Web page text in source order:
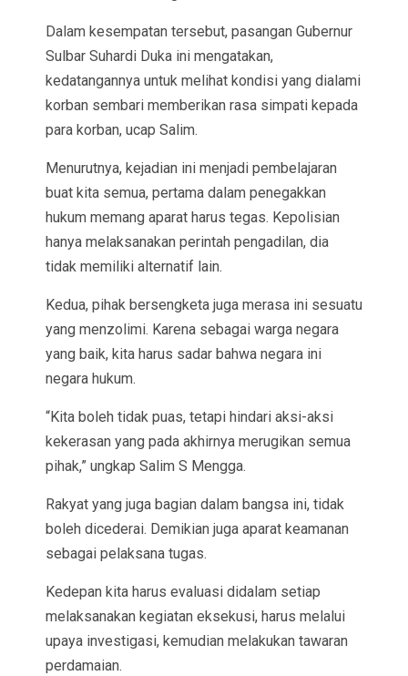
Dalam kesempatan tersebut, pasangan Gubernur
Sulbar Suhardi Duka ini mengatakan,
kedatangannya untuk melihat kondisi yang dialami
korban sembari memberikan rasa simpati kepada
para korban, ucap Salim.
Menurutnya, kejadian ini menjadi pembelajaran
buat kita semua, pertama dalam penegakkan
hukum memang aparat harus tegas. Kepolisian
hanya melaksanakan perintah pengadilan, dia
tidak memiliki alternatif lain.
Kedua, pihak bersengketa juga merasa ini sesuatu
yang menzolimi. Karena sebagai warga negara
yang baik, kita harus sadar bahwa negara ini
negara hukum.
“Kita boleh tidak puas, tetapi hindari aksi-aksi
kekerasan yang pada akhirnya merugikan semua
pihak,” ungkap Salim S Mengga.
Rakyat yang juga bagian dalam bangsa ini, tidak
boleh dicederai. Demikian juga aparat keamanan
sebagai pelaksana tugas.
Kedepan kita harus evaluasi didalam setiap
melaksanakan kegiatan eksekusi, harus melalui
upaya investigasi, kemudian melakukan tawaran
perdamaian.